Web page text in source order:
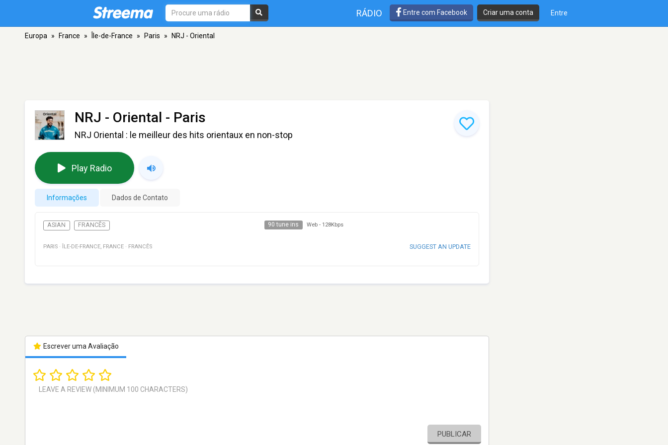
RÁDIO Entre com Facebook Criar uma conta Entre
Europa » France » Île-de-France » Paris » NRJ - Oriental
NRJ - Oriental - Paris
NRJ Oriental : le meilleur des hits orientaux en non-stop
Play Radio
Informações Dados de Contato
ASIAN FRANCÊS 90 tune ins Web - 128Kbps
PARIS · ÎLE-DE-FRANCE, FRANCE · FRANCÊS SUGGEST AN UPDATE
Escrever uma Avaliação
PUBLICAR